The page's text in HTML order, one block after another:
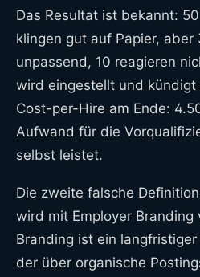
Das Resultat ist bekannt:
klingen gut auf Papier, aber
unpassend, 10 reagieren
wird eingestellt und kündigt
Cost-per-Hire am Ende:
Aufwand für die
selbst leistet.
Die zweite falsche
wird mit Employer Branding
Branding ist ein
der über organische